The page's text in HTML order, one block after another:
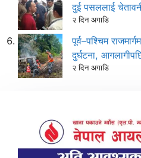
दुई पसललाई
२ दिन अगाडि
पूर्व–पश्चिम
दुर्घटना,
२ दिन अगाडि